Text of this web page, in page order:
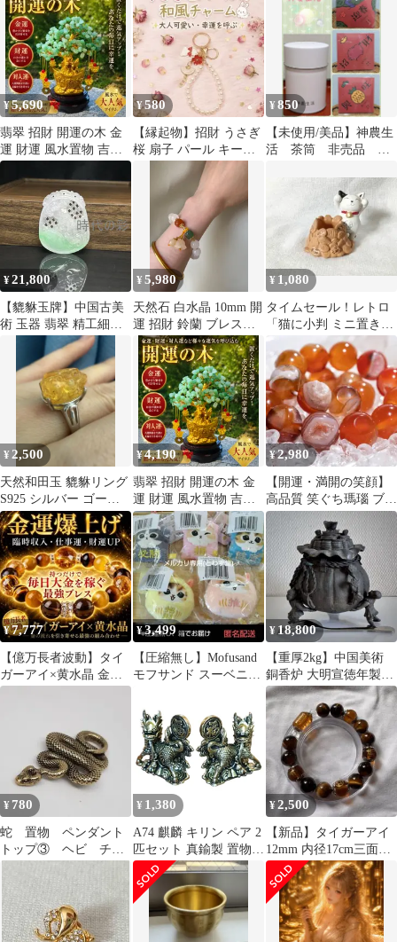
ュアル
ア 縁起物
¥5,690
翡翠 招財 開運の木 金
運 財運 風水置物 吉祥
元宝
¥580
【縁起物】招財 うさぎ
桜 扇子 パール キーホ
ルダー 和風バッグチャ
¥850
【未使用/美品】神農生
活 茶筒 非売品
ルティ 正月飾り
¥21,800
【貔貅玉牌】中国古美
術 玉器 翡翠 精工細彫
貔貅彫刻 招財開運 ペン
ダント 守護瑞獣 收蔵逸
品 R26072405
¥5,980
天然石 白水晶 10mm 開
運 招財 鈴蘭 ブレスレ
ット 新品
¥ 1,080
タイムセール！レトロ
「猫に小判 ミニ置き物
」縁起物 大判 小物入れ
ヴィンテージ
¥2,500
天然和田玉 貔貅リング
S925 シルバー ゴール
ドカラー 翡翠風
¥4,190
翡翠 招財 開運の木 金
運 財運 風水置物 吉祥
元宝
¥2,980
【開運・満開の笑顔】
高品質 笑ぐち瑪瑙 ブレ
スレット 10mm 1391
¥7,777
【億万長者波動】タイ
ガーアイ×黄水晶 金運
招来ブレスレット
¥3,499
【圧縮無し】Mofusand
モフサンド スーベニア
¥18,800
【重厚2kg】中国美術
銅香炉 大明宣徳年製銘
三童子布袋形 財袋 金運
縁起物
¥ 780
蛇 置物 ペンダント
トップ③ ヘビ チャ
¥ 1,380
A74 麒麟 キリン ペア 2
匹セット 真鍮製 置物
ブラス 開運 風水 金運
財運 招財 縁起物 守護
獣 雄雌 アンティーク調
コンパクトサイズ イン
テリア オブジェ 宝くじ
¥2,500
【新品】タイガーアイ
12mm 内径17cm三面財
神 招財珠 金運009